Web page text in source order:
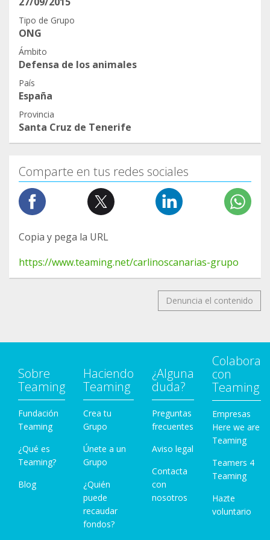
pues pude regresar a mi casa con mi familia.
Ahora estoy con medicación pero me encuentro
mucho mejor. Lo que me gustaría saber es si en
este grupo hay algún caso parecido al mío para
poder intercambiar experiencias sobre esta
enfermedad.
Tipo de Grupo
ONG
Ámbito
Defensa de los animales
País
España
Provincia
Santa Cruz de Tenerife
Comparte en tus redes sociales
Copia y pega la URL
https://www.teaming.net/carlinoscanarias-grupo
Denuncia el contenido
Sobre
Teaming
Fundación
Teaming
¿Qué es
Teaming?
Blog
Haciendo
Teaming
Crea tu
Grupo
Únete a un
Grupo
¿Quién
puede
recaudar
fondos?
¿Alguna
duda?
Preguntas
frecuentes
Aviso legal
Contacta
con
nosotros
Colabora
con
Teaming
Empresas
Here we are
Teaming
Teamers 4
Teaming
Hazte
voluntario